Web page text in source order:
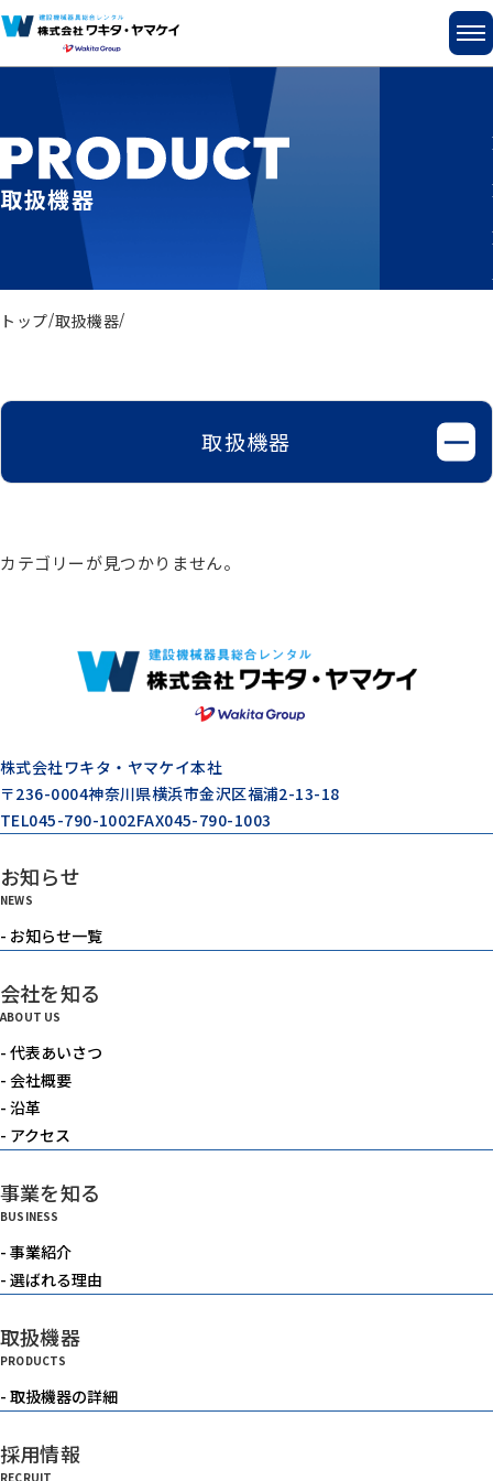
取扱機器
トップ 取扱機器
取扱機器
エアードライヤー
ゼネレータ（発電機）
モルタル注入機器
電動機器
送風機・集塵機・掃除機
水中ポンプ
重機
ベルトコンベアー
カテゴリーが見つかりません。
株式会社ワキタ・ヤマケイ本社
〒236-0004神奈川県横浜市金沢区福浦2-13-18
TEL045-790-1002FAX045-790-1003
お知らせ
NEWS
- お知らせ一覧
会社を知る
ABOUT US
- 代表あいさつ
- 会社概要
- 沿革
- アクセス
事業を知る
BUSINESS
- 事業紹介
- 選ばれる理由
取扱機器
PRODUCTS
- 取扱機器の詳細
採用情報
RECRUIT